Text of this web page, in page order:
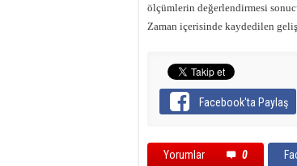
ölçümlerin değerlendirmesi
Zaman içerisinde kaydedilen
Facebook'ta Paylaş
Yorumlar 0